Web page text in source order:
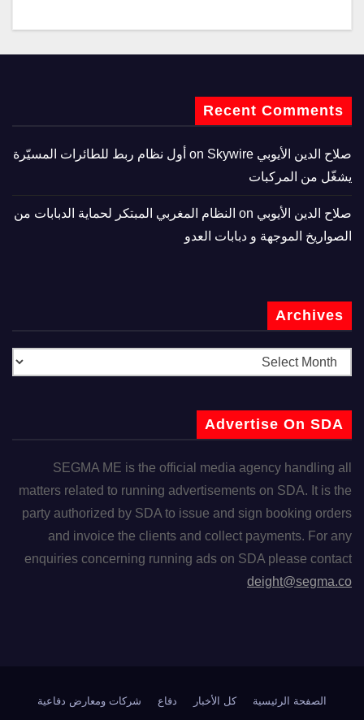
Recent Comments
صلاح الدين الأيوبي
Skywire أول نظام ربط للطائرات المسيّرة
يشغّل من المركبات
صلاح الدين الأيوبي
النظام المغربي المبتكر لحماية الدبابات من
الصواريخ الموجهة و دبابات العدو
Archives
Advertise On SDA
SEGMA ME is the official media agency handling all
matters related to running advertisements on SDA. It is the
party authorized by SDA to issue and sign booking orders
and invoice the clients and collect payments. For any
enquiries concerning running ads on SDA please contact
deight@segma.co
الصفحة الرئيسية كل الأخبار دفاع شركات ومعارض دفاعية